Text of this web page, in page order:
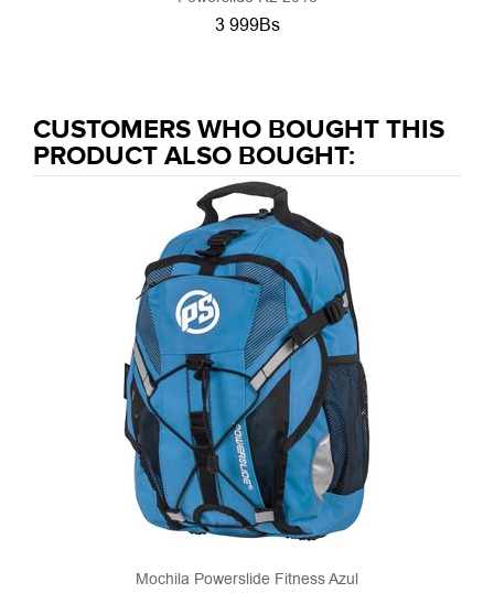
3 999Bs
CUSTOMERS WHO BOUGHT THIS
PRODUCT ALSO BOUGHT:
Mochila Powerslide Fitness Azul